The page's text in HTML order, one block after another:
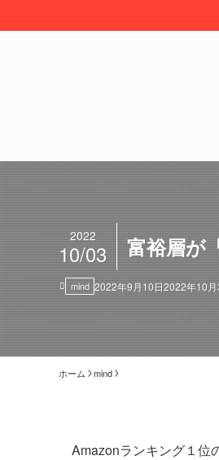
富裕層が
2022
10/03
mind 2022年9月10日2022年10
ホーム mind
Amazonランキング１位